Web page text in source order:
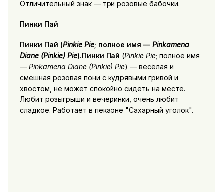
Отличительный знак — три розовые бабочки.
Пинки Пай
Пинки Пай (Pinkie Pie; полное имя — Pinkamena
Diane (Pinkie) Pie).Пинки Пай (Pinkie Pie; полное имя
— Pinkamena Diane (Pinkie) Pie) — весёлая и
смешная розовая пони с кудрявыми гривой и
хвостом, не может спокойно сидеть на месте.
Любит розыгрыши и вечеринки, очень любит
сладкое. Работает в пекарне
Сахарный уголок .